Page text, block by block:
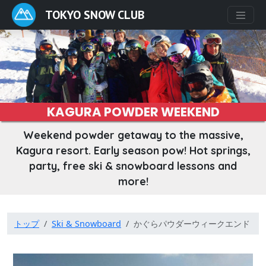
TOKYO SNOW CLUB
KAGURA POWDER WEEKEND
Weekend powder getaway to the massive,
Kagura resort. Early season pow! Hot springs,
party, free ski & snowboard lessons and
more!
トップ Ski & Snowboard かぐらパウダーウィークエンド